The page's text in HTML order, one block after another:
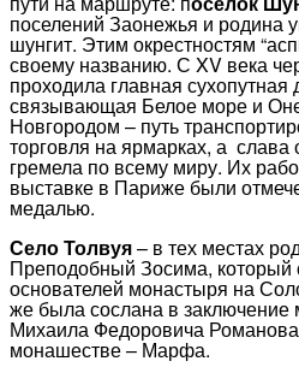
поселений Заонежья и родина
шунгит. Этим окрестностям
своему названию. С XV века
проходила главная сухопутная
связывающая Белое море и
Новгородом – путь
торговля на ярмарках, а
гремела по всему миру. Их
выставке в Париже были
медалью.
Село Толвуя– в тех местах
Преподобный Зосима, который
основателей монастыря на
же была сослана в заключение
Михаила Федоровича
монашестве – Марфа.